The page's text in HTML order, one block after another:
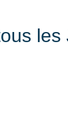
les